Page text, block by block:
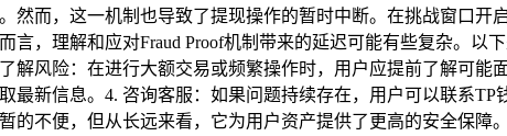
然而，这一机制也导致了提现操作的暂时中断。在挑战窗口
言，理解和应对Fraud Proof机制带来的延迟可能有些复杂。
解风险：在进行大额交易或频繁操作时，用户应提前了解可
最新信息。4. 咨询客服：如果问题持续存在，用户可以联系
的不便，但从长远来看，它为用户资产提供了更高的安全保